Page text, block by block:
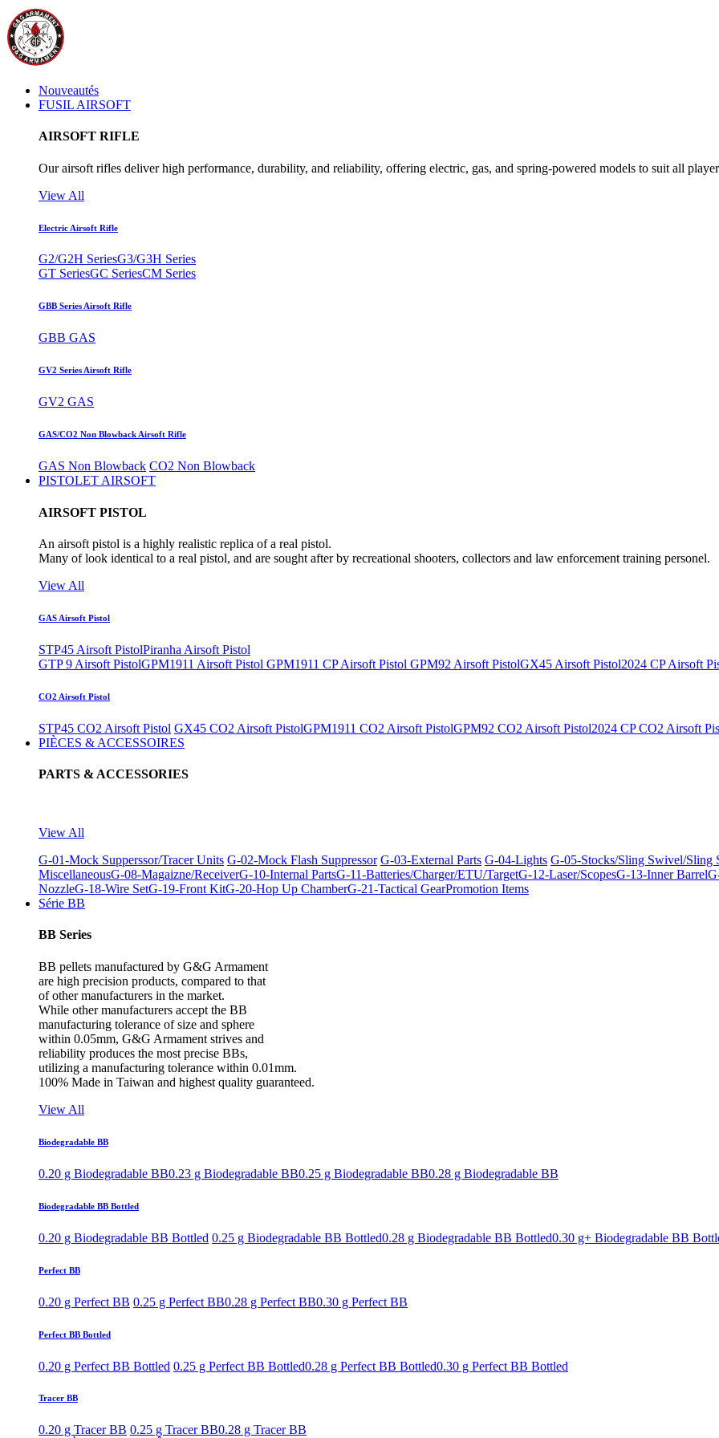
Nouveautés
FUSIL AIRSOFT
AIRSOFT RIFLE
Our airsoft rifles deliver high performance, durability, and reliability, offering electric, gas, and spring-powered models to suit all
View All
Electric Airsoft Rifle
G2/G2H SeriesG3/G3H Series
GT SeriesGC SeriesCM Series
GBB Series Airsoft Rifle
GBB GAS
GV2 Series Airsoft Rifle
GV2 GAS
GAS/CO2 Non Blowback Airsoft Rifle
GAS Non Blowback CO2 Non Blowback
PISTOLET AIRSOFT
AIRSOFT PISTOL
An airsoft pistol is a highly realistic replica of a real pistol.
Many of look identical to a real pistol, and are sought after by recreational shooters, collectors and law enforcement training personel.
View All
GAS Airsoft Pistol
STP45 Airsoft PistolPiranha Airsoft Pistol
GTP 9 Airsoft PistolGPM1911 Airsoft Pistol GPM1911 CP Airsoft Pistol GPM92 Airsoft PistolGX45 Airsoft Pistol2024 CP Airsoft
CO2 Airsoft Pistol
STP45 CO2 Airsoft Pistol GX45 CO2 Airsoft PistolGPM1911 CO2 Airsoft PistolGPM92 CO2 Airsoft Pistol2024 CP CO2 Airsoft
PIÈCES & ACCESSOIRES
PARTS & ACCESSORIES
View All
G-01-Mock Supperssor/Tracer Units G-02-Mock Flash Suppressor G-03-External Parts G-04-Lights G-05-Stocks/Sling Swivel/Sling
MiscellaneousG-08-Magaizne/ReceiverG-10-Internal PartsG-11-Batteries/Charger/ETU/TargetG-12-Laser/ScopesG-13-Inner Barrel
NozzleG-18-Wire SetG-19-Front KitG-20-Hop Up ChamberG-21-Tactical GearPromotion Items
Série BB
BB Series
BB pellets manufactured by G&G Armament
are high precision products, compared to that
of other manufacturers in the market.
While other manufacturers accept the BB
manufacturing tolerance of size and sphere
within 0.05mm, G&G Armament strives and
reliability produces the most precise BBs,
utilizing a manufacturing tolerance within 0.01mm.
100% Made in Taiwan and highest quality guaranteed.
View All
Biodegradable BB
0.20 g Biodegradable BB0.23 g Biodegradable BB0.25 g Biodegradable BB0.28 g Biodegradable BB
Biodegradable BB Bottled
0.20 g Biodegradable BB Bottled 0.25 g Biodegradable BB Bottled0.28 g Biodegradable BB Bottled0.30 g+ Biodegradable BB
Perfect BB
0.20 g Perfect BB 0.25 g Perfect BB0.28 g Perfect BB0.30 g Perfect BB
Perfect BB Bottled
0.20 g Perfect BB Bottled 0.25 g Perfect BB Bottled0.28 g Perfect BB Bottled0.30 g Perfect BB Bottled
Tracer BB
0.20 g Tracer BB 0.25 g Tracer BB0.28 g Tracer BB